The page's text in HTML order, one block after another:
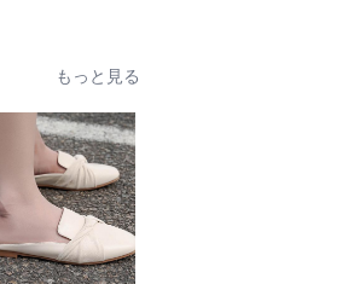
もっと見る